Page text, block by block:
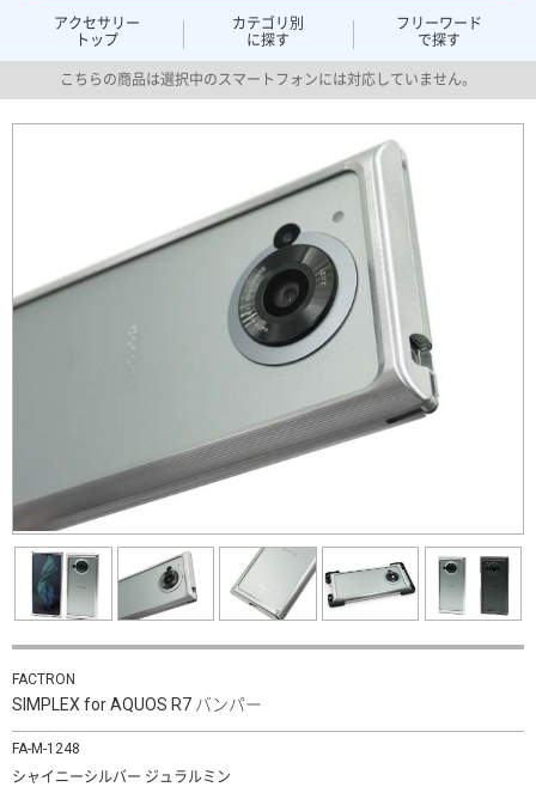
アクセサリー
トップ
カテゴリ別
に探す
フリーワード
で探す
こちらの商品は選択中のスマートフォンには対応していません。
FACTRON
SIMPLEX for AQUOS R7 バンパー
FA-M-1248
シャイニーシルバー ジュラルミン